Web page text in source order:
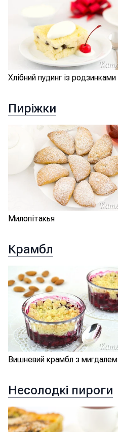
Хлібний пудинг із родзинками
Пиріжки
Милопітакья
Крамбл
Вишневий крамбл з мигдалем
Несолодкі пироги